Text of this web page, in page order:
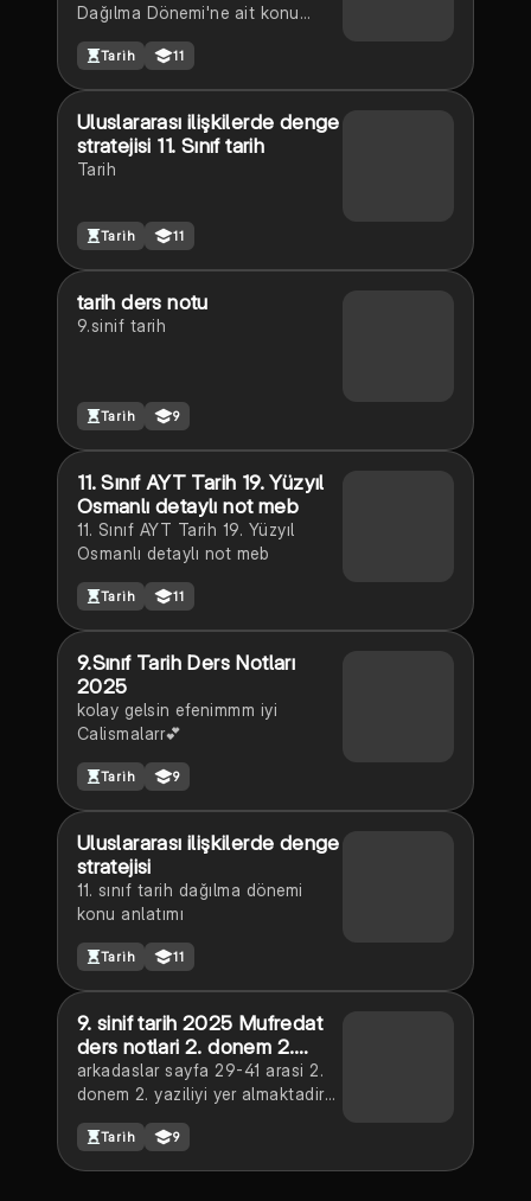
Dağılma Dönemi'ne ait konu
Tarih 11
Uluslararası ilişkilerde denge
stratejisi 11. Sınıf tarih
Tarih
Tarih 11
tarih ders notu
9.sinif tarih
Tarih 9
11. Sınıf AYT Tarih 19. Yüzyıl
Osmanlı detaylı not meb
11. Sınıf AYT Tarih 19. Yüzyıl
Osmanlı detaylı not meb
Tarih 11
9.Sınıf Tarih Ders Notları
2025
kolay gelsin efenimmm iyi
Calismalarr💕
Tarih 9
Uluslararası ilişkilerde denge
stratejisi
11. sınıf tarih dağılma dönemi
konu anlatımı
Tarih 11
9. sinif tarih 2025 Mufredat
ders notlari 2. donem 2.
yazili konular dahildir sayfa
29-41 arasi
arkadaslar sayfa 29-41 arasi 2.
donem 2. yaziliyi yer almaktadir
Tarih 9